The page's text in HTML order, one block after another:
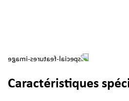
Caractéristiques